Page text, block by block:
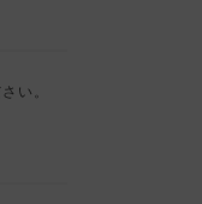
い。